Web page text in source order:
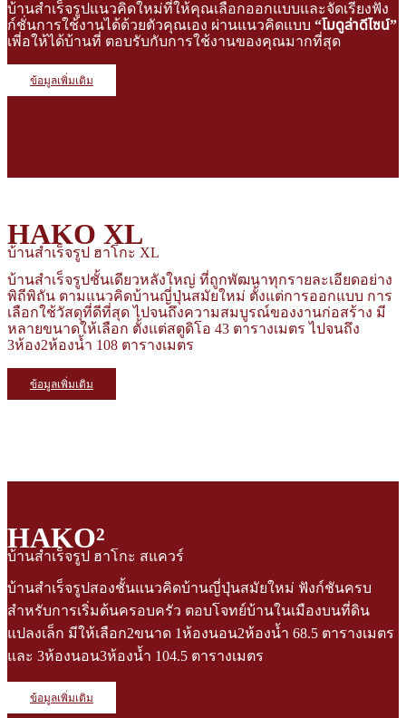
บ้านสําเร็จรูปแนวคิดใหม่ที่ให้คุณเลือกออกแบบและจัดเรียงฟัง
ก์ชั่นการใช้งานได้ด้วยตัวคุณเอง ผ่านแนวคิดแบบ “โมดูล่าดีไซน์”
เพี่อให้ได้บ้านที่ ตอบรับกับการใช้งานของคุณมากที่สุด
ข้อมูลเพิ่มเติม
HAKO XL
บ้านสำเร็จรูป ฮาโกะ XL
บ้านสำเร็จรูปชั้นเดียวหลังใหญ่ ที่ถูกพัฒนาทุกรายละเอียดอย่าง
พิถีพิถัน ตามแนวคิดบ้านญี่ปุ่นสมัยใหม่ ตั้งแต่การออกแบบ การ
เลือกใช้วัสดุที่ดีที่สุด ไปจนถึงความสมบูรณ์ของงานก่อสร้าง มี
หลายขนาดให้เลือก ตั้งแต่สตูดิโอ 43 ตารางเมตร ไปจนถึง
3ห้อง2ห้องน้ำ 108 ตารางเมตร
ข้อมูลเพิ่มเติม
HAKO²
บ้านสำเร็จรูป ฮาโกะ สแควร์
บ้านสำเร็จรูปสองชั้นแนวคิดบ้านญี่ปุ่นสมัยใหม่ ฟังก์ชันครบ
สำหรับการเริ่มต้นครอบครัว ตอบโจทย์บ้านในเมืองบนที่ดิน
แปลงเล็ก มีให้เลือก2ขนาด 1ห้องนอน2ห้องน้ำ 68.5 ตารางเมตร
และ 3ห้องนอน3ห้องน้ำ 104.5 ตารางเมตร
ข้อมูลเพิ่มเติม